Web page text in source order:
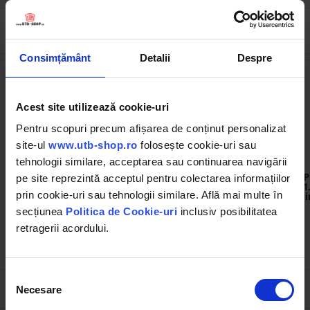
Consimțământ Detalii Despre
Acest site utilizează cookie-uri
Pentru scopuri precum afișarea de conținut personalizat
site-ul www.utb-shop.ro folosește cookie-uri sau
tehnologii similare, acceptarea sau continuarea navigării
pe site reprezintă acceptul pentru colectarea informațiilor
prin cookie-uri sau tehnologii similare. Află mai multe în
secțiunea Politica de Cookie-uri inclusiv posibilitatea
retragerii acordului.
consimțământului
Necesare
DISS99
Pompa frana RABA si
SAVIEM 8003
(1)
UTBSN2
Scaun tractor negru reglaj
triplu cu amortizor UTB U-
445 si U-650